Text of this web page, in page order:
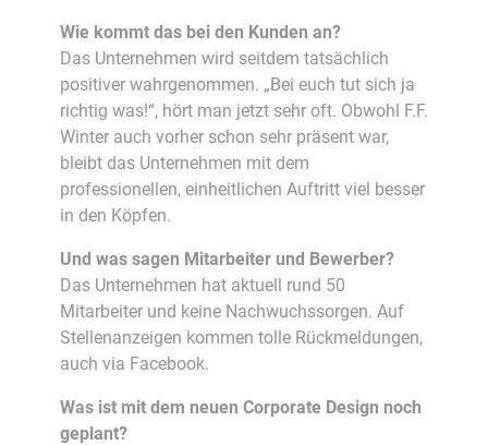
Wie kommt das bei den Kunden an?
Das Unternehmen wird seitdem tatsächlich
positiver wahrgenommen. „Bei euch tut sich ja
richtig was!“, hört man jetzt sehr oft. Obwohl F.F.
Winter auch vorher schon sehr präsent war,
bleibt das Unternehmen mit dem
professionellen, einheitlichen Auftritt viel besser
in den Köpfen.
Und was sagen Mitarbeiter und Bewerber?
Das Unternehmen hat aktuell rund 50
Mitarbeiter und keine Nachwuchssorgen. Auf
Stellenanzeigen kommen tolle Rückmeldungen,
auch via Facebook.
Was ist mit dem neuen Corporate Design noch
geplant?